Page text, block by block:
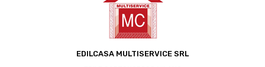
EDILCASA MULTISERVICE SRL